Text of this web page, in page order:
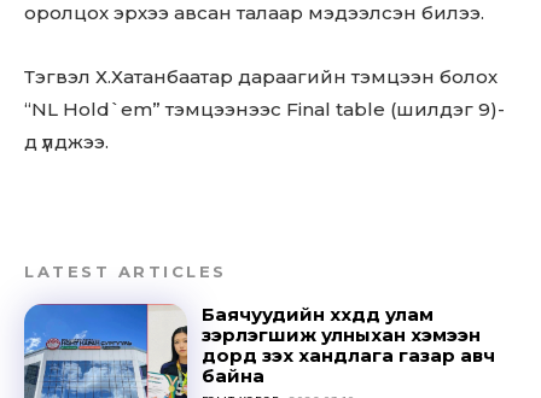
оролцох эрхээ авсан талаар мэдээлсэн билээ.
Тэгвэл Х.Хатанбаатар дараагийн тэмцээн болох
“NL Hold`em” тэмцээнээс Final table (шилдэг 9)-
д үлджээ.
LATEST ARTICLES
Баячуудийн хүүхдүүд улам
зэрлэгшиж улныхан хэмээн
дорд үзэх хандлага газар авч
байна